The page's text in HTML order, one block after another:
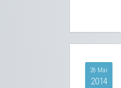
26 Mai
2014